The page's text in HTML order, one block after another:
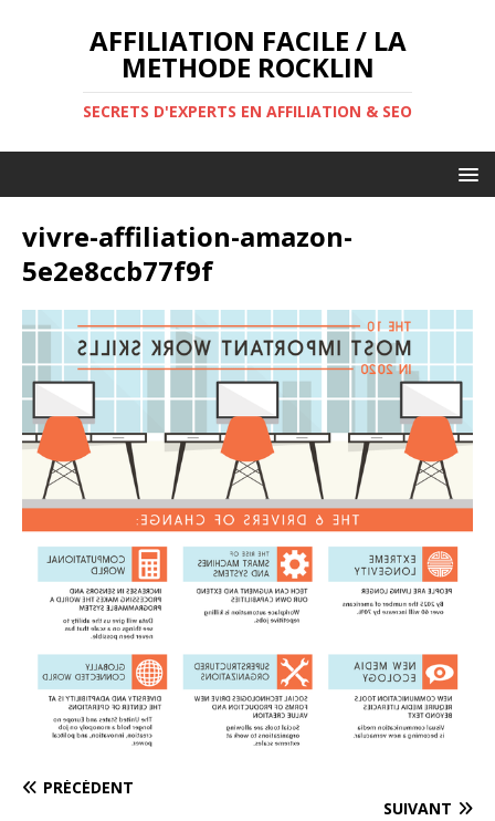
AFFILIATION FACILE / LA
METHODE ROCKLIN
SECRETS D'EXPERTS EN AFFILIATION & SEO
vivre-affiliation-amazon-
5e2e8ccb77f9f
PRÉCÉDENT
SUIVANT